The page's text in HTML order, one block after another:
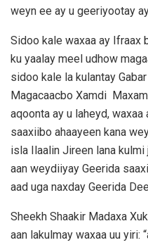
weyn ee ay u geeriyootay
Sidoo kale waxaa ay Ifraax
ku yaalay meel udhow
sidoo kale la kulantay
Magacaacbo Xamdi
aqoonta ay u laheyd,
saaxiibo ahaayeen kana
isla Ilaalin Jireen lana
aan weydiiyay Geerida
aad uga naxday Geerida
Sheekh Shaakir Madaxa
aan lakulmay waxaa uu yiri: